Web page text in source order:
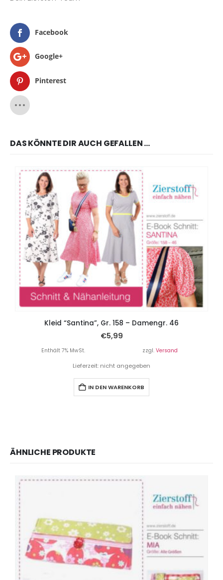
Facebook
Google+
Pinterest
DAS KÖNNTE DIR AUCH GEFALLEN …
Kleid “Santina”, Gr. 158 – Damengr. 46
€5,99
Enthält 7% MwSt. zzgl. Versand
Lieferzeit: nicht angegeben
IN DEN WARENKORB
ÄHNLICHE PRODUKTE